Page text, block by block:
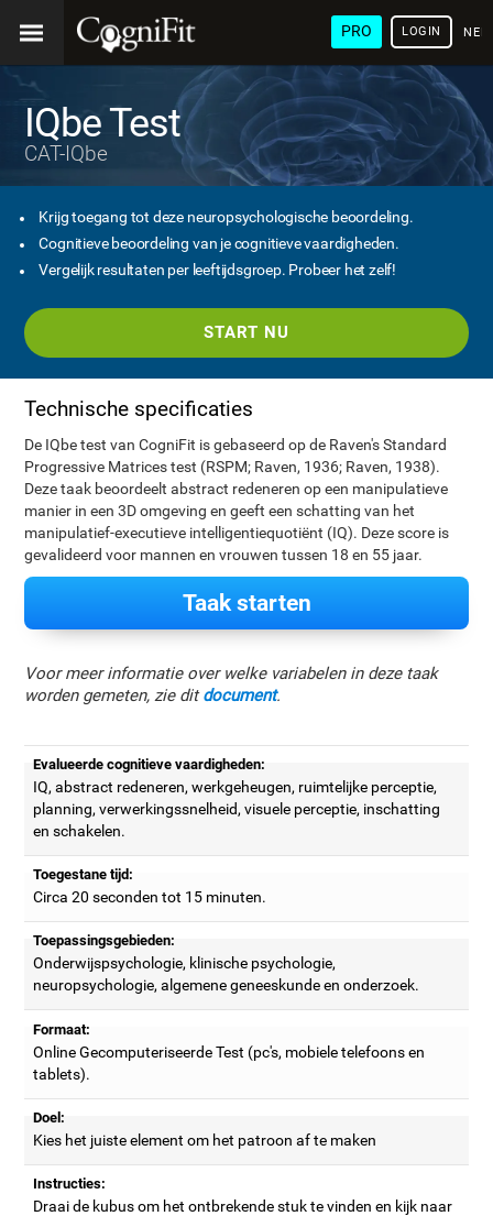
PRO LOGIN
IQbe Test
CAT-IQbe
Krijg toegang tot deze neuropsychologische beoordeling.
Cognitieve beoordeling van je cognitieve vaardigheden.
Vergelijk resultaten per leeftijdsgroep. Probeer het zelf!
START NU
Technische specificaties
De IQbe test van CogniFit is gebaseerd op de Raven's Standard
Progressive Matrices test (RSPM; Raven, 1936; Raven, 1938).
Deze taak beoordeelt abstract redeneren op een manipulatieve
manier in een 3D omgeving en geeft een schatting van het
manipulatief-executieve intelligentiequotiënt (IQ). Deze score is
gevalideerd voor mannen en vrouwen tussen 18 en 55 jaar.
Taak starten
Voor meer informatie over welke variabelen in deze taak
worden gemeten, zie ditdocument.
Evalueerde cognitieve vaardigheden:
IQ, abstract redeneren, werkgeheugen, ruimtelijke perceptie,
planning, verwerkingssnelheid, visuele perceptie, inschatting
en schakelen.
Toegestane tijd:
Circa 20 seconden tot 15 minuten.
Toepassingsgebieden:
Onderwijspsychologie, klinische psychologie,
neuropsychologie, algemene geneeskunde en onderzoek.
Formaat:
Online Gecomputeriseerde Test (pc's, mobiele telefoons en
tablets).
Doel:
Kies het juiste element om het patroon af te maken
Instructies:
Draai de kubus om het ontbrekende stuk te vinden en kijk naar